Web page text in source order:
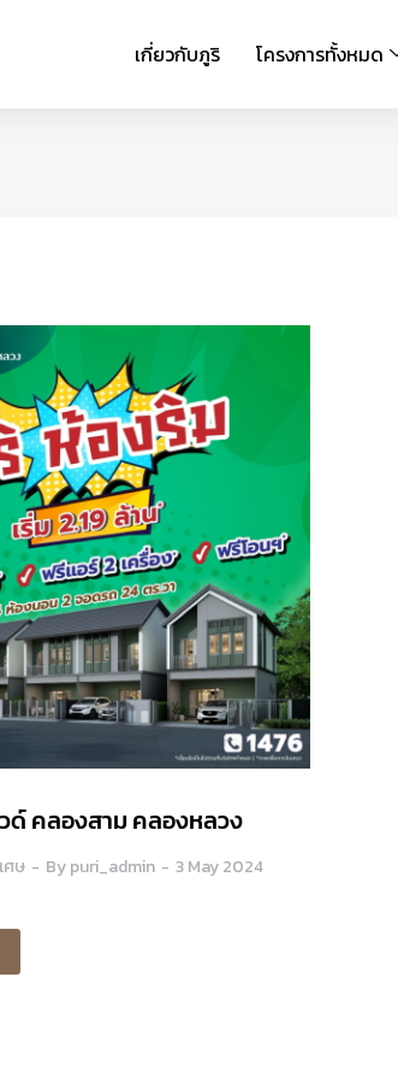
เกี่ยวกับภูริ โครงการทั้งหมด
ด์ คลองสาม คลองหลวง
ศษ Bypuri_admin 3 May 2024